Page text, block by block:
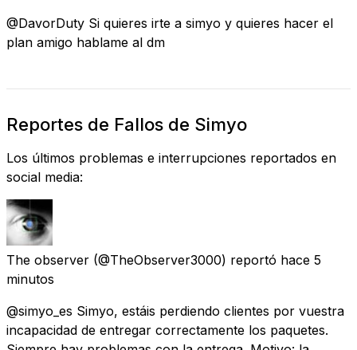
@DavorDuty Si quieres irte a simyo y quieres hacer el
plan amigo hablame al dm
Reportes de Fallos de Simyo
Los últimos problemas e interrupciones reportados en
social media:
The observer (@TheObserver3000) reportó hace 5
minutos
@simyo_es Simyo, estáis perdiendo clientes por vuestra
incapacidad de entregar correctamente los paquetes.